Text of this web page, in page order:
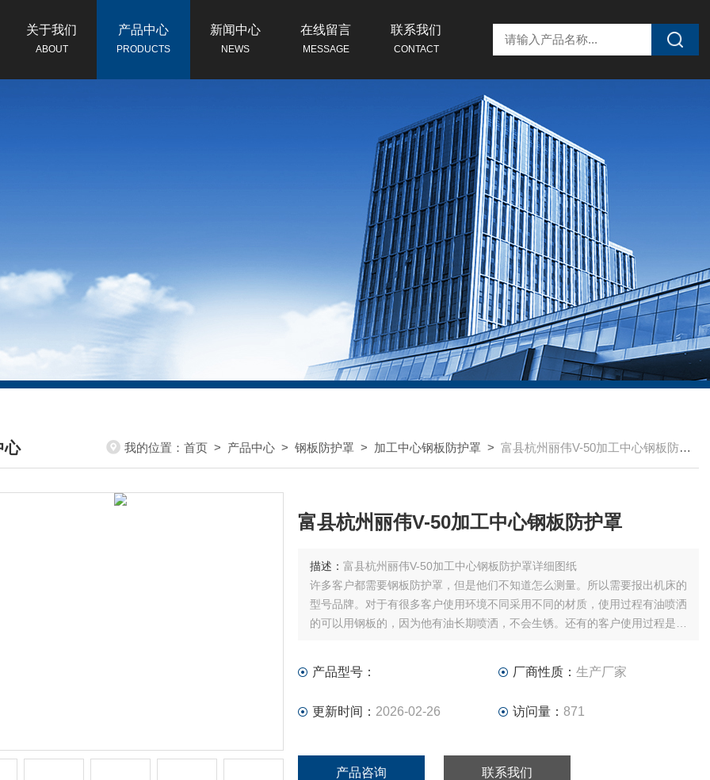
关于我们
ABOUT
产品中心
PRODUCTS
新闻中心
NEWS
在线留言
MESSAGE
联系我们
CONTACT
心
CENTER
我的位置：首页 > 产品中心 >钢板防护罩 > 加工中心钢板防护罩 >富县杭州丽伟V-50加工中心钢板防护罩
富县杭州丽伟V-50加工中心钢板防护罩
描述： 富县杭州丽伟V-50加工中心钢板防护罩详细图纸
许多客户都需要钢板防护罩，但是他们不知道怎么测量。所以需要报出机床的
型号品牌。对于有很多客户使用环境不同采用不同的材质，使用过程有油喷洒
的可以用钢板的，因为他有油长期喷洒，不会生锈。还有的客户使用过程是切
产品型号： 厂商性质： 生产厂家
更新时间： 2026-02-26 访问量： 871
产品咨询 联系我们